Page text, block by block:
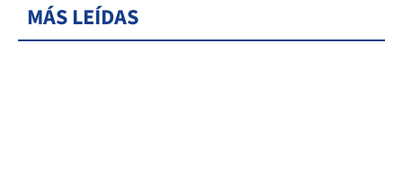
MÁS LEÍDAS